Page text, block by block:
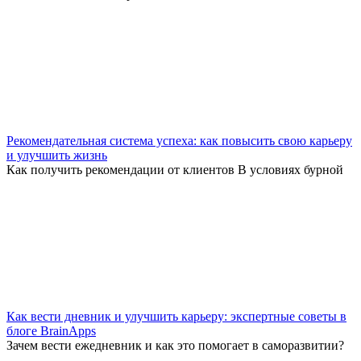
Рекомендательная система успеха: как повысить свою карьеру
и улучшить жизнь
Как получить рекомендации от клиентов В условиях бурной
Как вести дневник и улучшить карьеру: экспертные советы в
блоге BrainApps
Зачем вести ежедневник и как это помогает в саморазвитии?